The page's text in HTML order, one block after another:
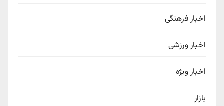
اخبار فرهنگی
اخبار ورزشی
اخبار ویژه
بازار